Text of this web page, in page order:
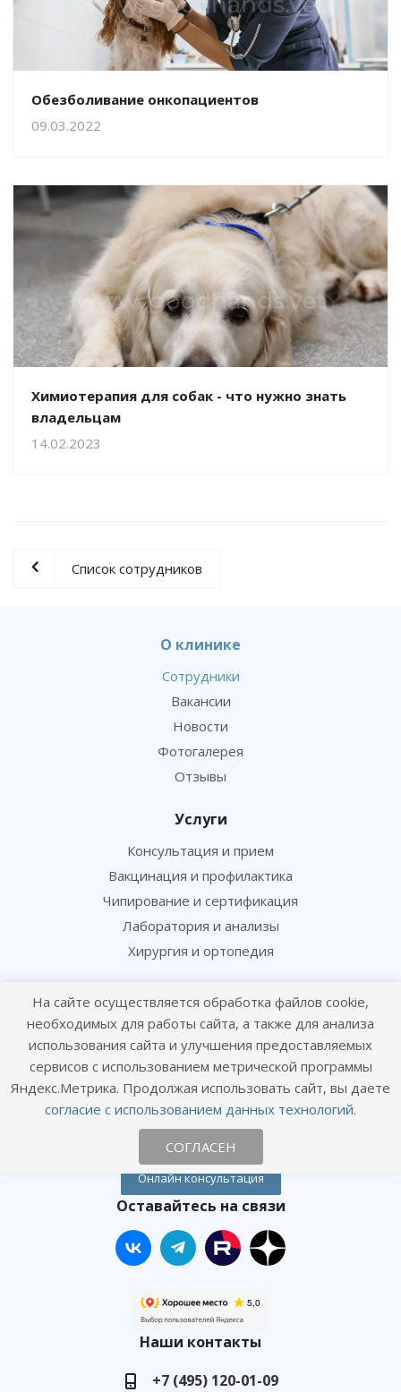
Обезболивание онкопациентов
09.03.2022
Химиотерапия для собак - что нужно знать
владельцам
14.02.2023
Список сотрудников
О клинике
Сотрудники
Вакансии
Новости
Фотогалерея
Отзывы
Услуги
Консультация и прием
Вакцинация и профилактика
Чипирование и сертификация
Лаборатория и анализы
Хирургия и ортопедия
Информация
Цены
Статьи
Политика конфиденциальности
Согласие посетителя сайта на обработку персональных данных
Согласие на получение рекламных рассылок
Онлайн консультация
Оставайтесь на связи
Наши контакты
+7 (495) 120-01-09
На сайте осуществляется обработка файлов cookie,
необходимых для работы сайта, а также для анализа
использования сайта и улучшения предоставляемых
сервисов с использованием метрической программы
Яндекс.Метрика. Продолжая использовать сайт, вы даете
согласие с использованием данных технологий.
СОГЛАСЕН